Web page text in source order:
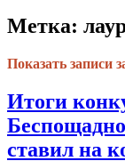
Метка:
Показать записи
Итоги
ставил на